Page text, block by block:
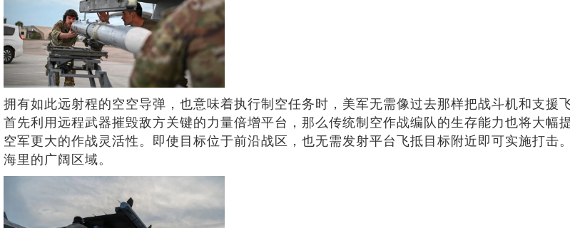
拥有如此远射程的空空导弹，也意味着执行制空任务时，美军无需像过去那样把战斗机和支
首先利用远程武器摧毁敌方关键的力量倍增平台，那么传统制空作战编队的生存能力也将大
空军更大的作战灵活性。即使目标位于前沿战区，也无需发射平台飞抵目标附近即可实施打
海里的广阔区域。